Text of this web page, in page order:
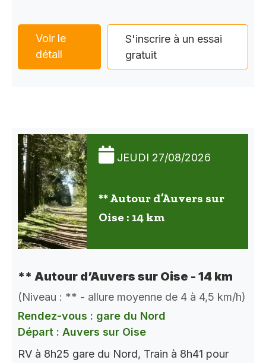
Voir le
détail
S'inscrire à un essai
gratuit
JEUDI 27/08/2026
** Autour d’Auvers sur
Oise : 14 km
** Autour d’Auvers sur Oise - 14 km
(Niveau : ** - allure moyenne de 4 à 4,5 km/h)
Rendez-vous : gare du Nord
Départ : Auvers sur Oise
RV à 8h25 gare du Nord, Train à 8h41 pour